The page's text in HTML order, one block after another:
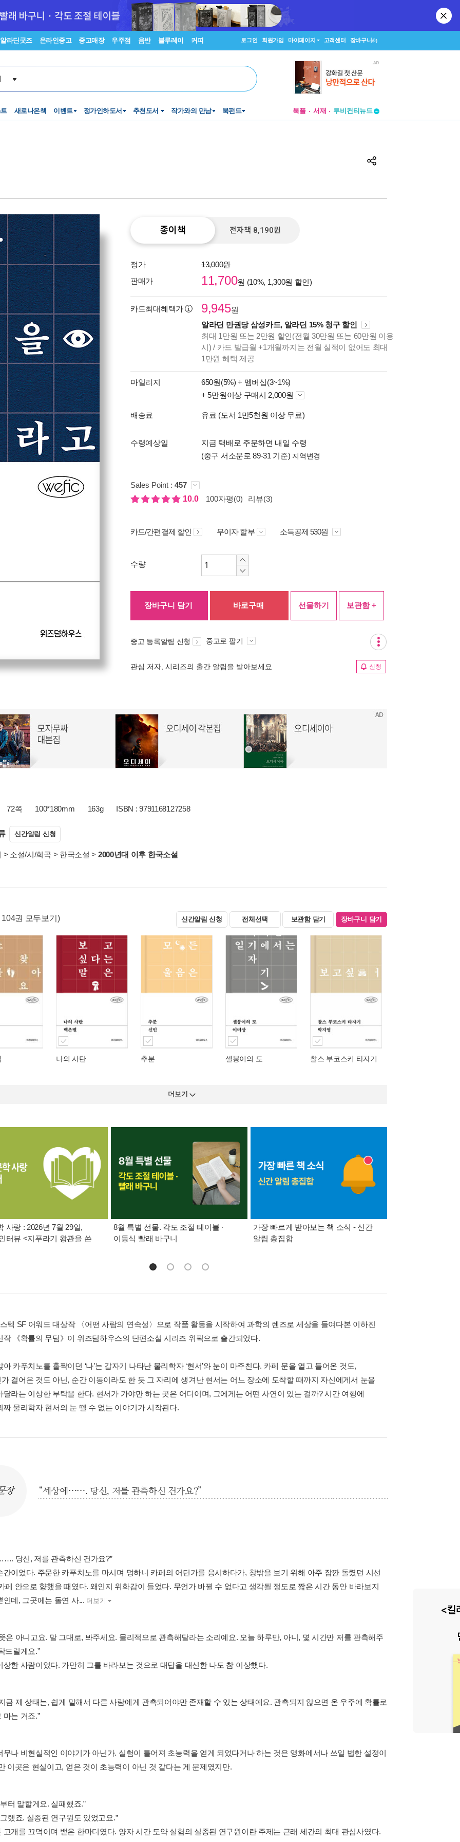
알라딘굿즈 온라인중고 중고매장 우주점 음반 블루레이 커피 로그인 회원가입 마이페이지 고객센터 장바구니(0)
새로나온책 이벤트 정가인하도서 추천도서 작가와의 만남 북펀드 북플 서재
투비컨티뉴드
종이책 전자책 8,190원
정가
13,000원
판매가
11,700원 (10%, 1,300원 할인)
카드최대혜택가 9,945원
알라딘 만권당 삼성카드, 알라딘 15% 청구 할인
최대 1만원 또는 2만원 할인(전월 30만원 또는 60만원 이용
시) / 카드 발급월 +1개월까지는 전월 실적이 없어도 최대
1만원 혜택 제공
마일리지 650원(5%) + 멤버십(3~1%)
+ 5만원이상 구매시 2,000원
배송료 유료 (도서 1만5천원 이상 무료)
수령예상일
지금 택배로 주문하면 내일 수령
(중구 서소문로 89-31 기준) 지역변경
Sales Point : 457
10.0
100자평(0) 리뷰(3)
카드/간편결제 할인 무이자 할부 소득공제 530원
수량
장바구니 담기 바로구매 선물하기 보관함 +
중고 등록알림 신청 중고로 팔기
관심 저자, 시리즈의 출간 알림을 받아보세요 신청
72쪽 100*180mm 163g ISBN : 9791168127258
신간알림 신청
> 소설/시/희곡 > 한국소설 > 2000년대 이후 한국소설
104권 모두보기) 신간알림 신청 전체선택 보관함 담기 장바구니 담기
나의 사탄 추분 셀붕이의 도 찰스 부코스키 타자기
더보기
사랑 : 2026년 7월 29일,
터뷰 <지푸라기 왕관을 쓴
8월 특별 선물. 각도 조절 테이블 ·
이동식 빨래 바구니
가장 빠르게 받아보는 책 소식 - 신간
알림 총집합
텍 SF 어워드 대상작 〈어떤 사람의 연속성〉으로 작품 활동을 시작하여 과학의 렌즈로 세상을 들여다본 이하진
작 《확률의 무덤》이 위즈덤하우스의 단편소설 시리즈 위픽으로 출간되었다.
아 카푸치노를 홀짝이던 ‘나’는 갑자기 나타난 물리학자 ‘현서’와 눈이 마주친다. 카페 문을 열고 들어온 것도,
걸어온 것도 아닌, 순간 이동이라도 한 듯 그 자리에 생겨난 현서는 어느 장소에 도착할 때까지 자신에게서 눈을
달라는 이상한 부탁을 한다. 현서가 가야만 하는 곳은 어디이며, 그에게는 어떤 사연이 있는 걸까? 시간 여행에
짜 물리학자 현서의 눈 뗄 수 없는 이야기가 시작된다.
장 “세상에……. 당신, 저를 관측하신 건가요?”
당신, 저를 관측하신 건가요?”
간이었다. 주문한 카푸치노를 마시며 멍하니 카페의 어딘가를 응시하다가, 창밖을 보기 위해 아주 잠깐 돌렸던 시선
페 안으로 향했을 때였다. 왜인지 위화감이 들었다. 무언가 바뀔 수 없다고 생각될 정도로 짧은 시간 동안 바라보지
인데, 그곳에는 돌연 사... 더보기
은 아니고요. 말 그대로, 봐주세요. 물리적으로 관측해달라는 소리예요. 오늘 하루만, 아니, 몇 시간만 저를 관측해주
드릴게요.”
상한 사람이었다. 가만히 그를 바라보는 것으로 대답을 대신한 나도 참 이상했다.
금 제 상태는, 쉽게 말해서 다른 사람에게 관측되어야만 존재할 수 있는 상태예요. 관측되지 않으면 온 우주에 확률로
마는 거죠.”
무나 비현실적인 이야기가 아닌가. 실험이 틀어져 초능력을 얻게 되었다거나 하는 것은 영화에서나 쓰일 법한 설정이
이곳은 현실이고, 얻은 것이 초능력이 아닌 것 같다는 게 문제였지만.
터 말할게요. 실패했죠.”
랬죠. 실종된 연구원도 있었고요.”
고개를 끄덕이며 뱉은 한마디였다. 양자 시간 도약 실험의 실종된 연구원이란 주제는 근래 세간의 최대 관심사였다.